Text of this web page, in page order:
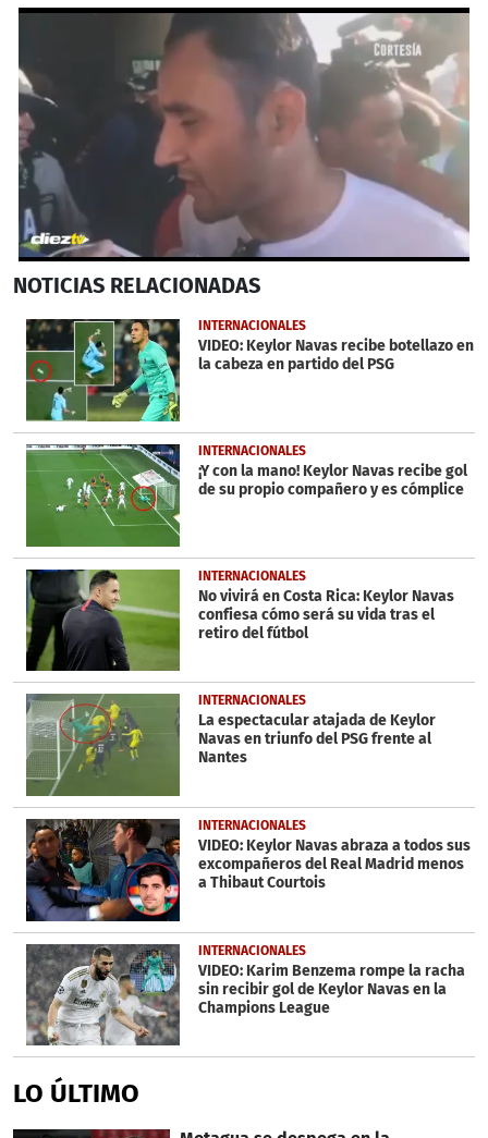
seconds
4
minutes,
59
seconds
NOTICIAS RELACIONADAS
INTERNACIONALES
VIDEO: Keylor Navas recibe botellazo en
la cabeza en partido del PSG
INTERNACIONALES
¡Y con la mano! Keylor Navas recibe gol
de su propio compañero y es cómplice
INTERNACIONALES
No vivirá en Costa Rica: Keylor Navas
confiesa cómo será su vida tras el
retiro del fútbol
INTERNACIONALES
La espectacular atajada de Keylor
Navas en triunfo del PSG frente al
Nantes
INTERNACIONALES
VIDEO: Keylor Navas abraza a todos sus
excompañeros del Real Madrid menos
a Thibaut Courtois
INTERNACIONALES
VIDEO: Karim Benzema rompe la racha
sin recibir gol de Keylor Navas en la
Champions League
LO ÚLTIMO